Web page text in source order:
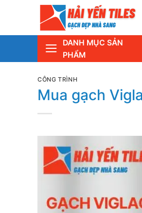
content
DANH MỤC SẢN
PHẨM
CÔNG TRÌNH
Mua gạch